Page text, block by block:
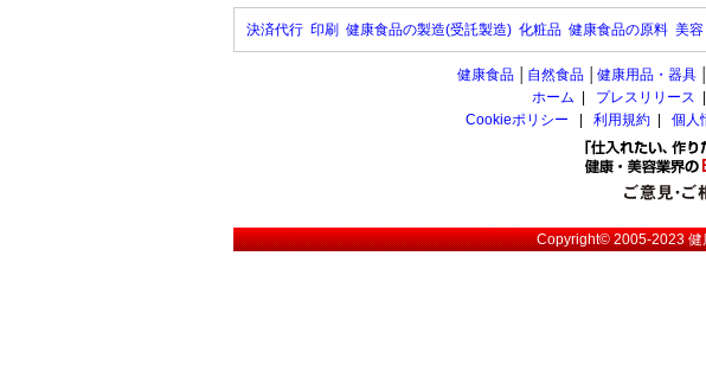
決済代行 印刷 健康食品の製造(受託製造) 化粧品 健康食品の原料 美
健康食品 自然食品 健康用品・器具
ホーム
プレスリリース
Cookieポリシー
利用規約 個人
Copyright© 2005-2023健